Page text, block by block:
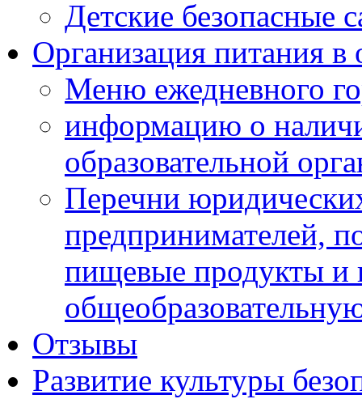
Детские безопасные
Организация питания в
Меню ежедневного
информацию о
образовательной
Перечни
предпринимателей,
пищевые продукты и
Отзывы
Развитие культуры